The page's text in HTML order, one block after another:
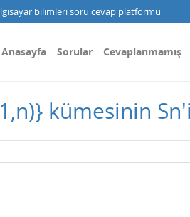
bilimleri soru cevap platformu
Anasayfa Sorular Cevaplanmamış
kümesinin